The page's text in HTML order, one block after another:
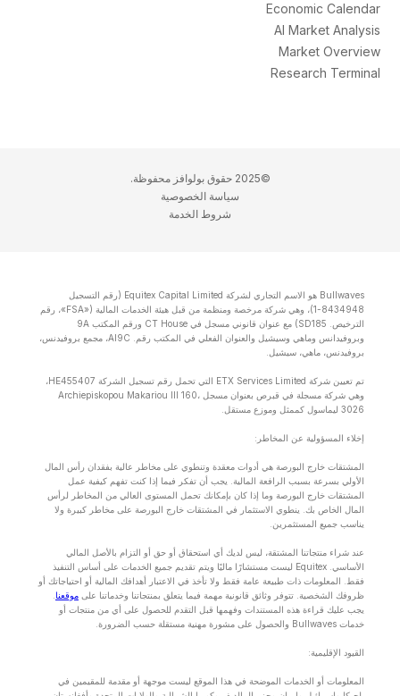
Economic Calendar
AI Market Analysis
Market Overview
Research Terminal
©2025 حقوق بولوافز محفوظة.
سياسة الخصوصية
شروط الخدمة
Bullwaves هو الاسم التجاري لشركة Equitex Capital Limited (رقم التسجيل
8434948-1)، وهي شركة مرخصة ومنظمة من قبل هيئة الخدمات المالية («FSA»، رقم
الترخيص. SD185) مع عنوان قانوني مسجل في CT House ورقم المكتب 9A
وبروفيدانس وماهي وسيشيل والعنوان الفعلي في المكتب رقم. Al9C، مجمع بروفيدنس،
بروفيدنس، ماهي، سيشيل.
تم تعيين شركة ETX Services Limited التي تحمل رقم تسجيل الشركة HE455407،
وهي شركة مسجلة في قبرص بعنوان مسجل Archiepiskopou Makariou lll 160،
3026 ليماسول كممثل وموزع مستقل.
إخلاء المسؤولية عن المخاطر:
المشتقات خارج البورصة هي أدوات معقدة وتنطوي على مخاطر عالية بفقدان رأس المال
الأولي بسرعة بسبب الرافعة المالية. يجب أن تفكر فيما إذا كنت تفهم كيفية عمل
المشتقات خارج البورصة وما إذا كان بإمكانك تحمل المستوى العالي من المخاطر لرأس
المال الخاص بك. ينطوي الاستثمار في المشتقات خارج البورصة على مخاطر كبيرة ولا
يناسب جميع المستثمرين.
عند شراء منتجاتنا المشتقة، ليس لديك أي استحقاق أو حق أو التزام بالأصل المالي
الأساسي. Equitex ليست مستشارًا ماليًا ويتم تقديم جميع الخدمات على أساس التنفيذ
فقط. المعلومات ذات طبيعة عامة فقط ولا تأخذ في الاعتبار أهدافك المالية أو احتياجاتك أو
ظروفك الشخصية. تتوفر وثائق قانونية مهمة فيما يتعلق بمنتجاتنا وخدماتنا على موقعنا
يجب عليك قراءة هذه المستندات وفهمها قبل التقدم للحصول على أي من منتجات أو
خدمات Bullwaves والحصول على مشورة مهنية مستقلة حسب الضرورة.
القيود الإقليمية:
المعلومات أو الخدمات الموضحة في هذا الموقع ليست موجهة أو مقدمة للمقيمين في